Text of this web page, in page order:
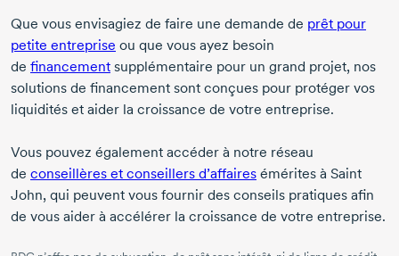
Que vous envisagiez de faire une demande de prêt pour
petite entreprise ou que vous ayez besoin
de financement supplémentaire pour un grand projet, nos
solutions de financement sont conçues pour protéger vos
liquidités et aider la croissance de votre entreprise.
Vous pouvez également accéder à notre réseau
de conseillères et conseillers d’affaires émérites à Saint
John, qui peuvent vous fournir des conseils pratiques afin
de vous aider à accélérer la croissance de votre entreprise.